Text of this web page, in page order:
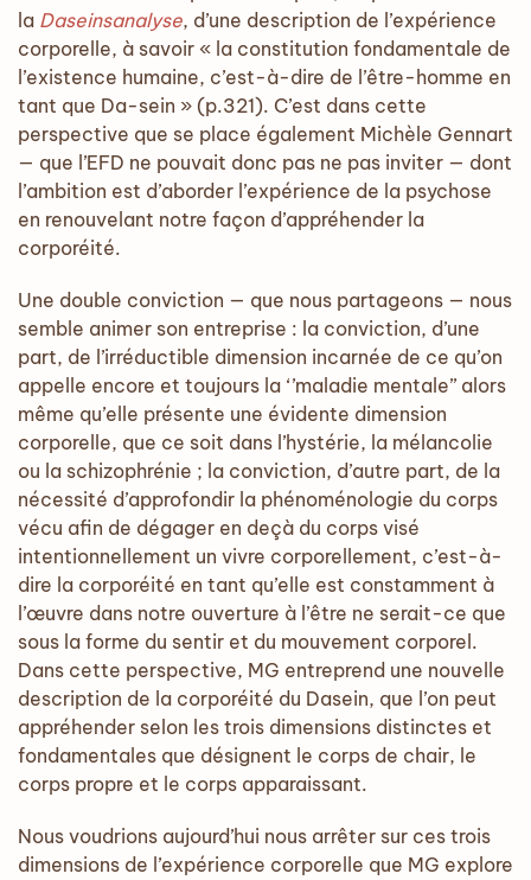
la Daseinsanalyse, d’une description de l’expérience
corporelle, à savoir « la constitution fondamentale de
l’existence humaine, c’est-à-dire de l’être-homme en
tant que Da-sein » (p.321). C’est dans cette
perspective que se place également Michèle Gennart
— que l’EFD ne pouvait donc pas ne pas inviter — dont
l’ambition est d’aborder l’expérience de la psychose
en renouvelant notre façon d’appréhender la
corporéité.
Une double conviction — que nous partageons — nous
semble animer son entreprise : la conviction, d’une
part, de l’irréductible dimension incarnée de ce qu’on
appelle encore et toujours la ‘’maladie mentale’’ alors
même qu’elle présente une évidente dimension
corporelle, que ce soit dans l’hystérie, la mélancolie
ou la schizophrénie ; la conviction, d’autre part, de la
nécessité d’approfondir la phénoménologie du corps
vécu afin de dégager en deçà du corps visé
intentionnellement un vivre corporellement, c’est-à-
dire la corporéité en tant qu’elle est constamment à
l’œuvre dans notre ouverture à l’être ne serait-ce que
sous la forme du sentir et du mouvement corporel.
Dans cette perspective, MG entreprend une nouvelle
description de la corporéité du Dasein, que l’on peut
appréhender selon les trois dimensions distinctes et
fondamentales que désignent le corps de chair, le
corps propre et le corps apparaissant.
Nous voudrions aujourd’hui nous arrêter sur ces trois
dimensions de l’expérience corporelle que MG explore